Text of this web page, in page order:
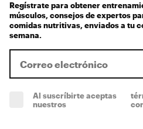
Regístrate para obtener
músculos, consejos de expertos
comidas nutritivas, enviados a tu
semana.
Al suscríbirte aceptas
nuestros